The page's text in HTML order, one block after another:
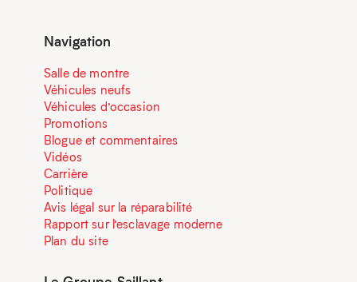
Navigation
Salle de montre
Véhicules neufs
Véhicules d’occasion
Promotions
Blogue et commentaires
Vidéos
Carrière
Politique
Avis légal sur la réparabilité
Rapport sur l’esclavage moderne
Plan du site